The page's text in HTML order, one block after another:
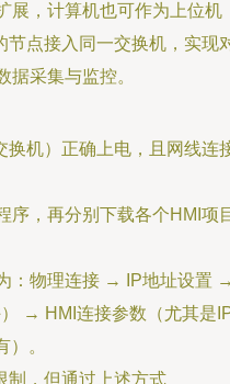
展，计算机也可作为上位机
节点接入同一交换机，实现
据采集与监控。
换机）正确上电，且网线连
序，再分别下载各个HMI项
：物理连接 → IP地址设置
→ HMI连接参数（尤其是
。
制，但通过上述方式